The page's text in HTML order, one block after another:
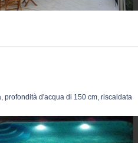
profondità d'acqua di 150 cm, riscaldata